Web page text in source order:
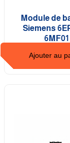
Module de
Siemens
6MF01
Ajouter au